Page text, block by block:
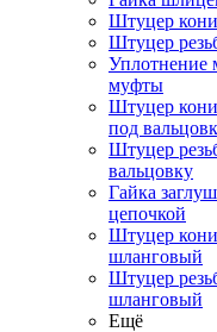
Штуцер
Штуцер
Уплотнение
муфты
Штуцер
под
Штуцер
вальцовку
Гайка
цепочкой
Штуцер
шланговый
Штуцер
шланговый
Ещё